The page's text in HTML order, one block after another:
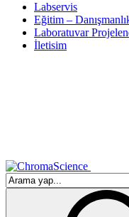
Labservis
Eğitim –
Laboratuvar
İletisim